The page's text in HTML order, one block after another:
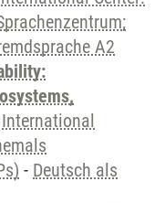
A2
International
- Deutsch als